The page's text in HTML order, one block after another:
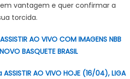
vantagem e quer confirmar a
torcida.
AO VIVO COM IMAGENS NBB
BASQUETE BRASIL
AO VIVO HOJE (16/04), LIGA